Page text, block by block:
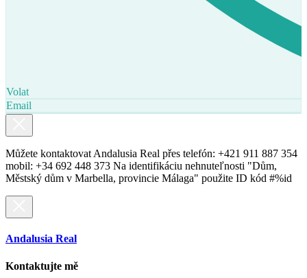
Volat
Email
Můžete kontaktovat Andalusia Real přes telefón: +421 911 887 354
mobil: +34 692 448 373 Na identifikáciu nehnuteľnosti "Dům,
Městský dům v Marbella, provincie Málaga" použite ID kód #%id
Andalusia Real
Kontaktujte mě